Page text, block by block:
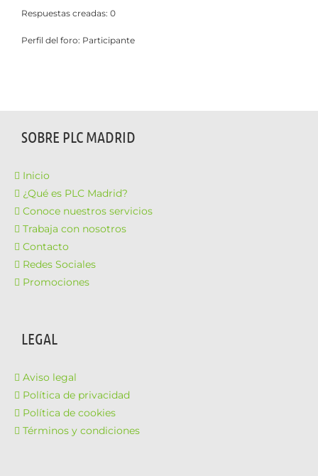
Respuestas creadas: 0
Perfil del foro: Participante
SOBRE PLC MADRID
Inicio
¿Qué es PLC Madrid?
Conoce nuestros servicios
Trabaja con nosotros
Contacto
Redes Sociales
Promociones
LEGAL
Aviso legal
Política de privacidad
Política de cookies
Términos y condiciones